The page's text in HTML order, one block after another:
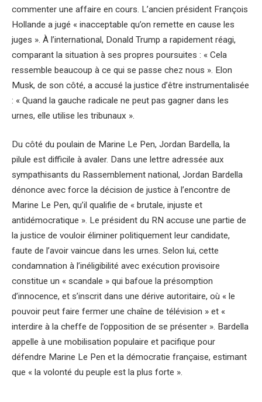
commenter une affaire en cours. L’ancien président François
Hollande a jugé « inacceptable qu’on remette en cause les
juges ». À l’international, Donald Trump a rapidement réagi,
comparant la situation à ses propres poursuites : « Cela
ressemble beaucoup à ce qui se passe chez nous ». Elon
Musk, de son côté, a accusé la justice d’être instrumentalisée
: « Quand la gauche radicale ne peut pas gagner dans les
urnes, elle utilise les tribunaux ».
Du côté du poulain de Marine Le Pen, Jordan Bardella, la
pilule est difficile à avaler. Dans une lettre adressée aux
sympathisants du Rassemblement national, Jordan Bardella
dénonce avec force la décision de justice à l’encontre de
Marine Le Pen, qu’il qualifie de « brutale, injuste et
antidémocratique ». Le président du RN accuse une partie de
la justice de vouloir éliminer politiquement leur candidate,
faute de l’avoir vaincue dans les urnes. Selon lui, cette
condamnation à l’inéligibilité avec exécution provisoire
constitue un « scandale » qui bafoue la présomption
d’innocence, et s’inscrit dans une dérive autoritaire, où « le
pouvoir peut faire fermer une chaîne de télévision » et «
interdire à la cheffe de l’opposition de se présenter ». Bardella
appelle à une mobilisation populaire et pacifique pour
défendre Marine Le Pen et la démocratie française, estimant
que « la volonté du peuple est la plus forte ».